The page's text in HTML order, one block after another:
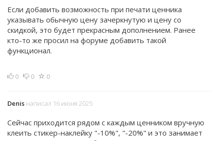
Если добавить возможность при печати ценника
указывать обычную цену зачеркнутую и цену со
скидкой, это будет прекрасным дополнением. Ранее
кто-то же просил на форуме добавить такой
функционал.
0 0 0
Denis написал 16 июня 2025
Сейчас приходится рядом с каждым ценником вручную
клеить стикер-наклейку "-10%", "-20%" и это занимает